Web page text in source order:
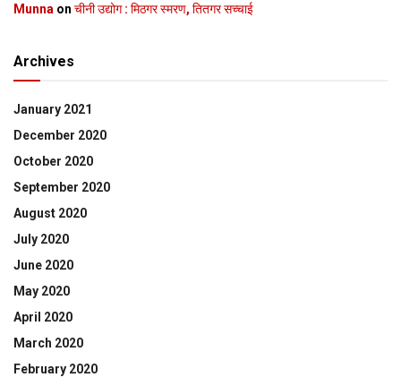
Munna on चीनी उद्योग : मिठगर स्‍मरण, तितगर सच्‍चाई
Archives
January 2021
December 2020
October 2020
September 2020
August 2020
July 2020
June 2020
May 2020
April 2020
March 2020
February 2020